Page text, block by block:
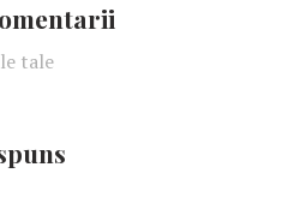
tale